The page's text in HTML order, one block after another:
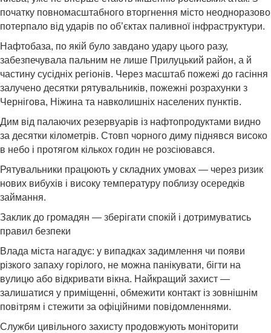
початку повномасштабного вторгнення місто неодноразово
потерпало від ударів по об’єктах паливної інфраструктури.
Нафтобаза, по якій було завдано удару цього разу,
забезпечувала пальним не лише Прилуцький район, а й
частину сусідніх регіонів. Через масштаб пожежі до гасіння
залучено десятки рятувальників, пожежні розрахунки з
Чернігова, Ніжина та навколишніх населених пунктів.
Дим від палаючих резервуарів із нафтопродуктами видно
за десятки кілометрів. Стовп чорного диму піднявся високо
в небо і протягом кількох годин не розсіювався.
Рятувальники працюють у складних умовах — через ризик
нових вибухів і високу температуру поблизу осередків
займання.
Заклик до громадян — зберігати спокій і дотримуватись
правил безпеки
Влада міста нагадує: у випадках задимлення чи появи
різкого запаху горілого, не можна панікувати, бігти на
вулицю або відкривати вікна. Найкращий захист —
залишатися у приміщенні, обмежити контакт із зовнішнім
повітрям і стежити за офіційними повідомленнями.
Служби цивільного захисту продовжують моніторити